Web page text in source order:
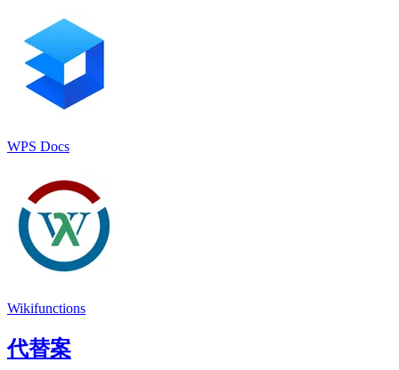
WPS Docs
Wikifunctions
代替案